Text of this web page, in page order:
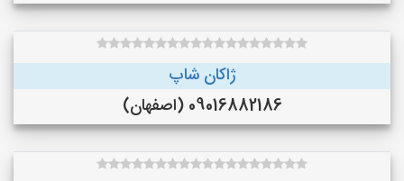
ژاکان شاپ
09016882186 (اصفهان)